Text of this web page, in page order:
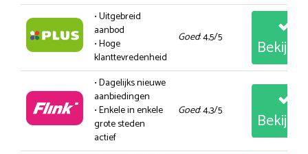
• Uitgebreid
aanbod
• Hoge
klanttevredenheid
Goed: 4,5/5
• Dagelijks nieuwe
aanbiedingen
• Enkele in enkele
grote steden
actief
Goed: 4,3/5